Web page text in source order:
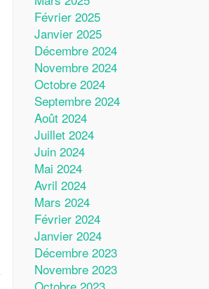
Février 2025
Janvier 2025
Décembre 2024
Novembre 2024
Octobre 2024
Septembre 2024
Août 2024
Juillet 2024
Juin 2024
Mai 2024
Avril 2024
Mars 2024
Février 2024
Janvier 2024
Décembre 2023
Novembre 2023